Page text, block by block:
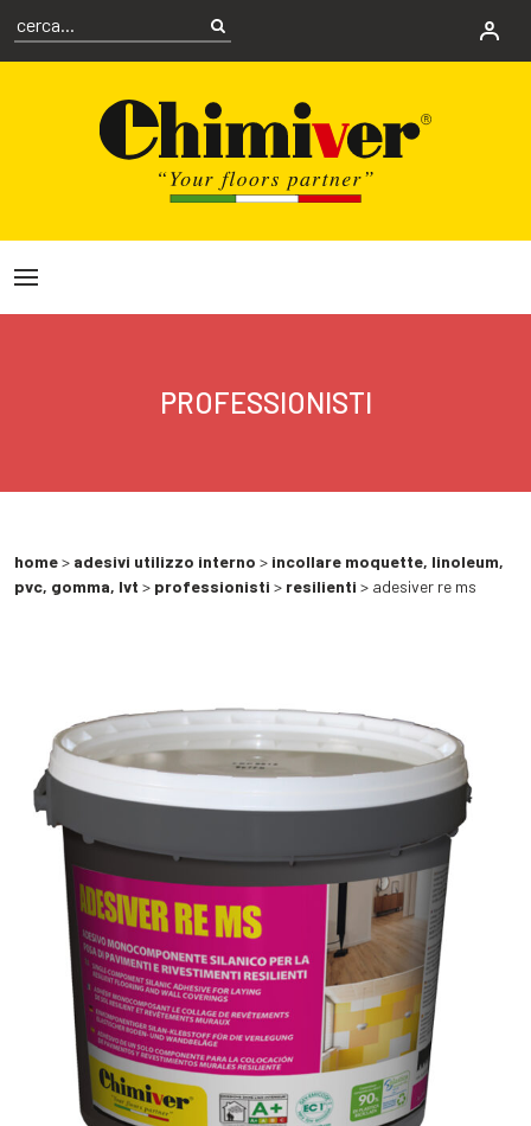
PROFESSIONISTI
home> adesivi utilizzo interno > incollare moquette, linoleum,
pvc, gomma, lvt > professionisti > resilienti > adesiver re ms